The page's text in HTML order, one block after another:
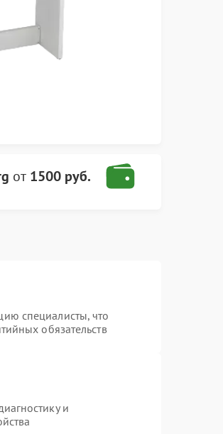
от 1500 руб.
специалисты, что
обязательств
и